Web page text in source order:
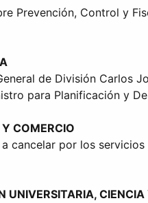
Prevención, Control y
de División Carlos
para Planificación y
COMERCIO
cancelar por los
UNIVERSITARIA,